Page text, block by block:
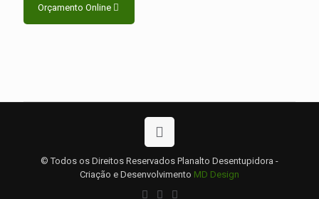
Orçamento Online
© Todos os Direitos Reservados Planalto Desentupidora -
Criação e Desenvolvimento MD Design